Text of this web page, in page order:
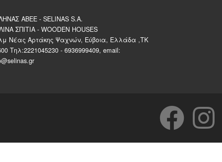
ΑΒΕΕ - SELINAS S.A.
ΣΠΙΤΙΑ - WOODEN HOUSES
Νέας Αρτάκης Ψαχνών, Εύβοια, Ελλάδα ,ΤΚ
Τηλ:2221045230 - 6936999409, email: